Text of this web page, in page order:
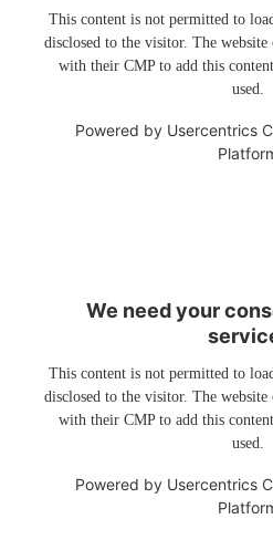
This content is not permitted to
disclosed to the visitor. The website
with their CMP to add this
used.
Powered by Usercentrics
We need your
This content is not permitted to
disclosed to the visitor. The website
with their CMP to add this
used.
Powered by Usercentrics